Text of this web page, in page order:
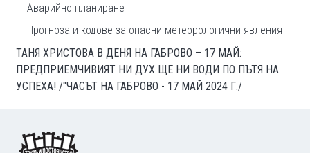
Аварийно планиране
Прогноза и кодове за опасни метеорологични явления
ТАНЯ ХРИСТОВА В ДЕНЯ НА ГАБРОВО – 17 МАЙ:
ПРЕДПРИЕМЧИВИЯТ НИ ДУХ ЩЕ НИ ВОДИ ПО ПЪТЯ НА
УСПЕХА! /"ЧАСЪТ НА ГАБРОВО - 17 МАЙ 2024 Г./
Footer